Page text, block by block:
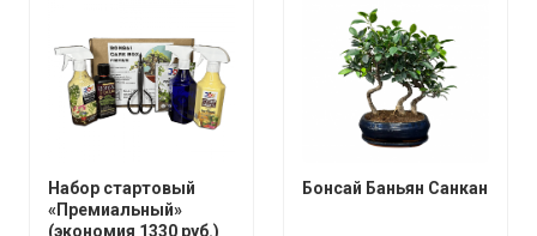
Набор стартовый
«Премиальный»
(экономия 1330 руб.)
Бонсай Баньян Санкан